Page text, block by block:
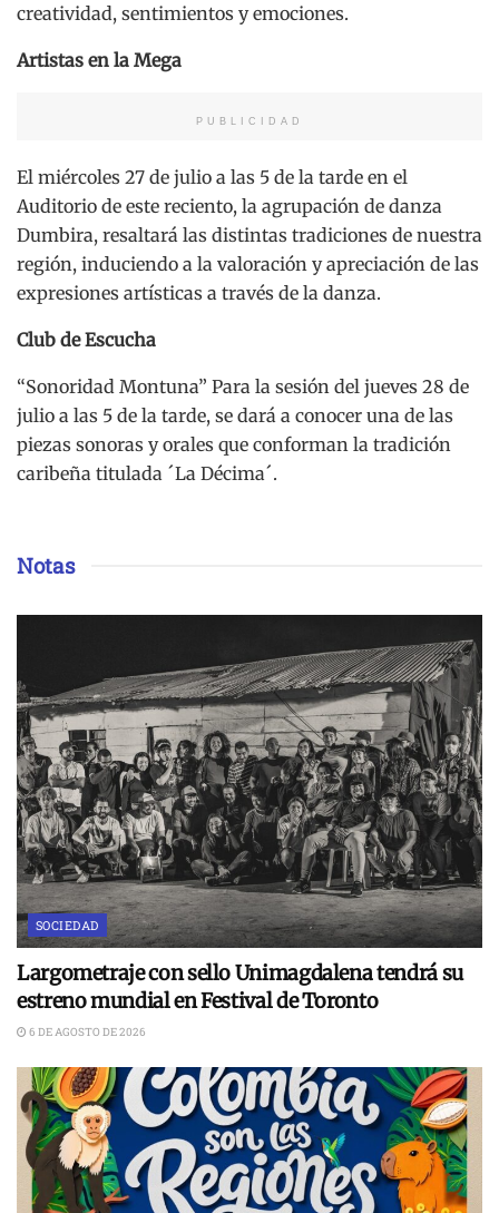
creatividad, sentimientos y emociones.
Artistas en la Mega
PUBLICIDAD
El miércoles 27 de julio a las 5 de la tarde en el
Auditorio de este reciento, la agrupación de danza
Dumbira, resaltará las distintas tradiciones de nuestra
región, induciendo a la valoración y apreciación de las
expresiones artísticas a través de la danza.
Club de Escucha
“Sonoridad Montuna” Para la sesión del jueves 28 de
julio a las 5 de la tarde, se dará a conocer una de las
piezas sonoras y orales que conforman la tradición
caribeña titulada ´La Décima´.
Notas
SOCIEDAD
Largometraje con sello Unimagdalena tendrá su
estreno mundial en Festival de Toronto
6 DE AGOSTO DE 2026